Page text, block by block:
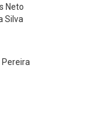
Neto
Silva